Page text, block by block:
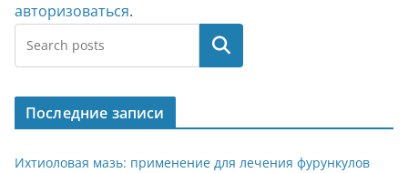
авторизоваться.
Поиск
Последние записи
Ихтиоловая мазь: применение для лечения фурункулов